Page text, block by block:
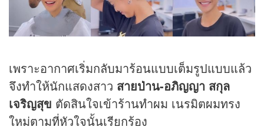
เพราะอากาศเริ่มกลับมาร้อนแบบเต็มรูปแบบแล้ว
จึงทำให้นักแสดงสาว สายป่าน-อภิญญา สกุล
เจริญสุข ตัดสินใจเข้าร้านทำผม เนรมิตผมทรง
ใหม่ตามที่หัวใจนั้นเรียกร้อง